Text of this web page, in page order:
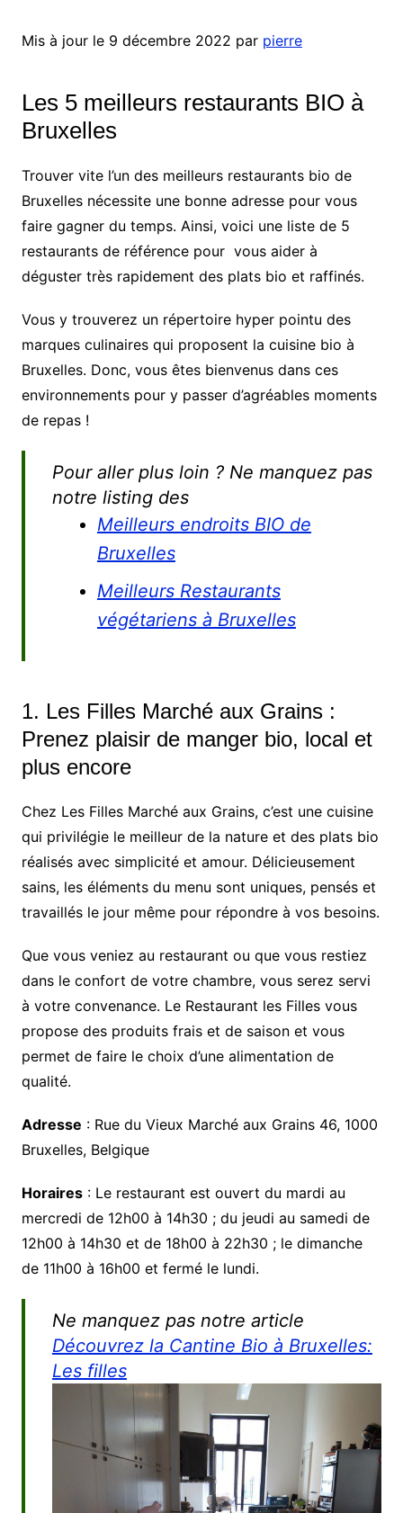
Mis à jour le 9 décembre 2022 par pierre
Les 5 meilleurs restaurants BIO à
Bruxelles
Trouver vite l’un des meilleurs restaurants bio de
Bruxelles nécessite une bonne adresse pour vous
faire gagner du temps. Ainsi, voici une liste de 5
restaurants de référence pour vous aider à
déguster très rapidement des plats bio et raffinés.
Vous y trouverez un répertoire hyper pointu des
marques culinaires qui proposent la cuisine bio à
Bruxelles. Donc, vous êtes bienvenus dans ces
environnements pour y passer d’agréables moments
de repas !
Pour aller plus loin ? Ne manquez pas
notre listing des
Meilleurs endroits BIO de
Bruxelles
Meilleurs Restaurants
végétariens à Bruxelles
1. Les Filles Marché aux Grains:
Prenez plaisir de manger bio, local et
plus encore
Chez Les Filles Marché aux Grains, c’est une cuisine
qui privilégie le meilleur de la nature et des plats bio
réalisés avec simplicité et amour. Délicieusement
sains, les éléments du menu sont uniques, pensés et
travaillés le jour même pour répondre à vos besoins.
Que vous veniez au restaurant ou que vous restiez
dans le confort de votre chambre, vous serez servi
à votre convenance. Le Restaurant les Filles vous
propose des produits frais et de saison et vous
permet de faire le choix d’une alimentation de
qualité.
Adresse : Rue du Vieux Marché aux Grains 46, 1000
Bruxelles, Belgique
Horaires: Le restaurant est ouvert du mardi au
mercredi de 12h00 à 14h30 ; du jeudi au samedi de
12h00 à 14h30 et de 18h00 à 22h30 ; le dimanche
de 11h00 à 16h00 et fermé le lundi.
Ne manquez pas notre article
Découvrez la Cantine Bio à Bruxelles:
Les filles